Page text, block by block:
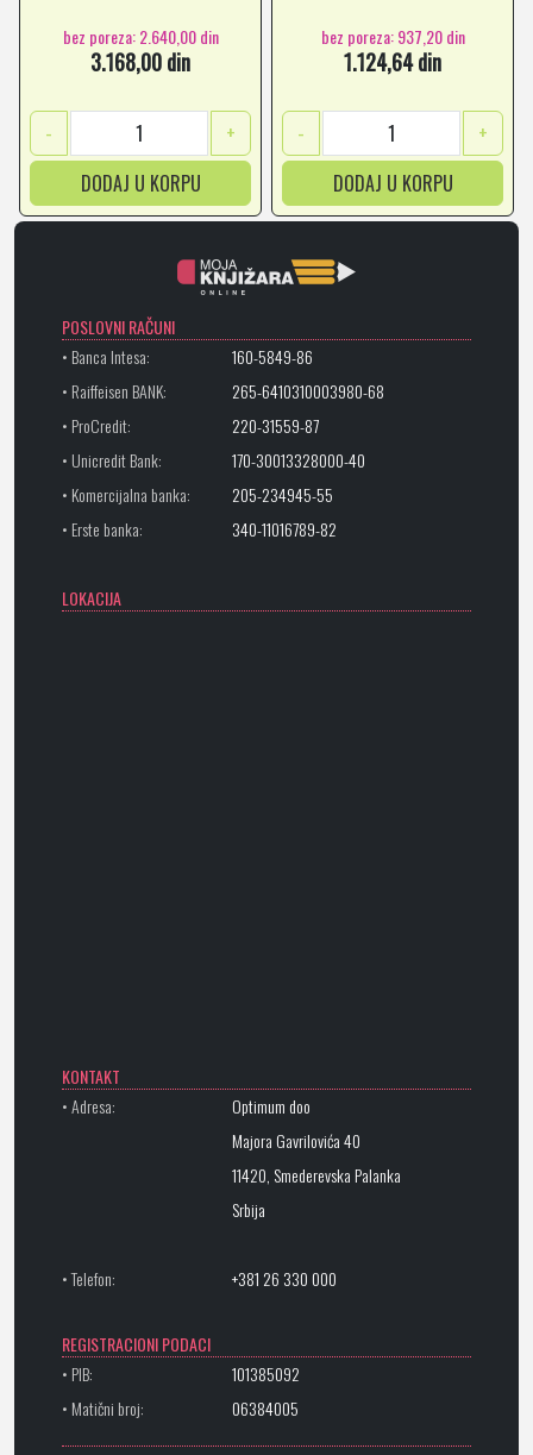
bez poreza: 2.640,00 din
3.168,00 din
-
+
DODAJ U KORPU
bez poreza: 937,20 din
1.124,64 din
-
+
DODAJ U KORPU
POSLOVNI RAČUNI
• Banca Intesa:
160-5849-86
• Raiffeisen BANK:
265-6410310003980-68
• ProCredit:
220-31559-87
• Unicredit Bank:
170-30013328000-40
• Komercijalna banka:
205-234945-55
• Erste banka:
340-11016789-82
LOKACIJA
KONTAKT
• Adresa:
Optimum doo
Majora Gavrilovića 40
11420, Smederevska Palanka
Srbija
• Telefon: +381 26 330 000
REGISTRACIONI PODACI
• PIB:
101385092
• Matični broj:
06384005